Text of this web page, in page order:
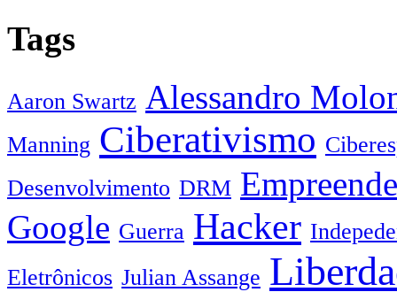
Tags
Aaron Swartz Alessandro
Manning Ciberativismo
Desenvolvimento DRM
Google Guerra Hacker
Eletrônicos Julian Assange